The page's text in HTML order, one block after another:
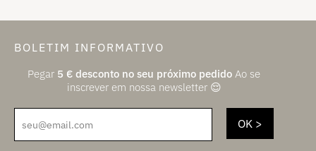
BOLETIM INFORMATIVO
Pegar 5 € desconto no seu próximo pedido Ao se
inscrever em nossa newsletter 😌
seu@email.com